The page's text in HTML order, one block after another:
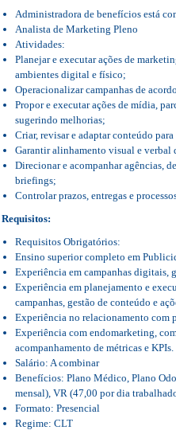
Administradora de benefícios está
Analista de Marketing Pleno
Atividades:
Planejar e executar ações de
ambientes digital e físico;
Operacionalizar campanhas de
Propor e executar ações de mídia,
sugerindo melhorias;
Criar, revisar e adaptar conteúdo
Garantir alinhamento visual e verbal
Direcionar e acompanhar agências,
briefings;
Controlar prazos, entregas e
Requisitos:
Requisitos Obrigatórios:
Ensino superior completo em
Experiência em campanhas digitais,
Experiência em planejamento e
campanhas, gestão de conteúdo e
Experiência no relacionamento com
Experiência com endomarketing,
acompanhamento de métricas e KPIs.
Salário: A combinar
Benefícios: Plano Médico, Plano
mensal), VR (47,00 por dia
Formato: Presencial
Regime: CLT